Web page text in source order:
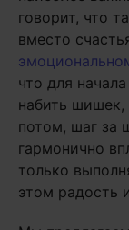
говорит, что
вместо
что для
набить шишек,
потом, шаг за
гармонично
только
этом радость